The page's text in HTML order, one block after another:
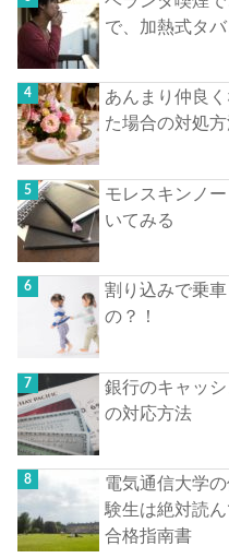
で、加熱式タ
あんまり仲良
た場合の対処
モレスキンノ
いてみる
割り込みで乗
の？！
銀行のキャッ
の対応方法
電気通信大学
験生は絶対読
合格指南書